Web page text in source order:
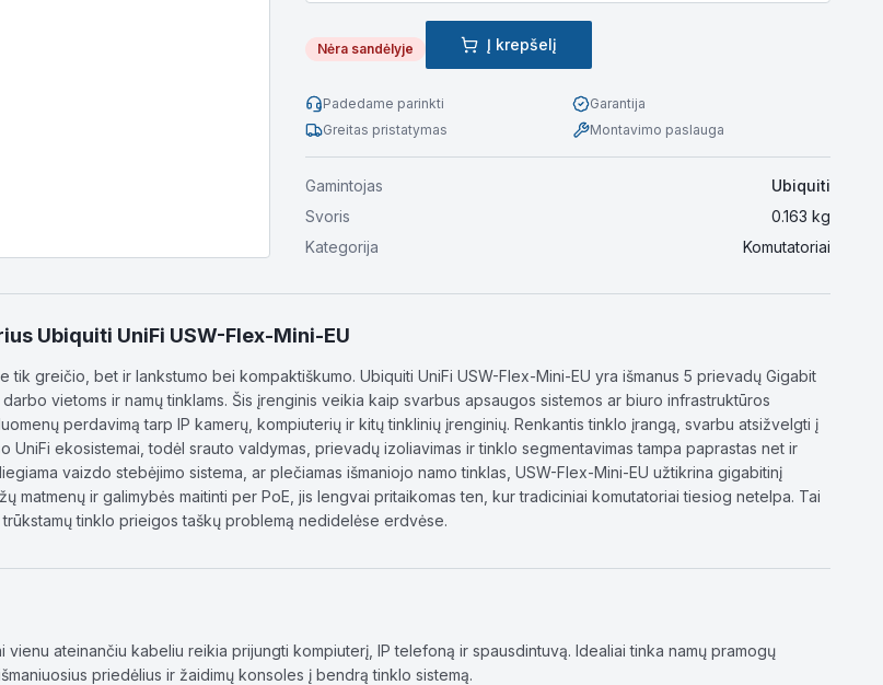
Nėra sandėlyje Į krepšelį
Padedame parinkti
Garantija
Greitas pristatymas
Montavimo paslauga
Gamintojas
Ubiquiti
Svoris
0.163 kg
Kategorija
Komutatoriai
Ubiquiti UniFi USW-Flex-Mini-EU
tik greičio, bet ir lankstumo bei kompaktiškumo. Ubiquiti UniFi USW-Flex-Mini-EU yra išmanus 5 prievadų Gigabit
vietoms ir namų tinklams. Šis įrenginis veikia kaip svarbus apsaugos sistemos ar biuro infrastruktūros
perdavimą tarp IP kamerų, kompiuterių ir kitų tinklinių įrenginių. Renkantis tinklo įrangą, svarbu atsižvelgti į
UniFi ekosistemai, todėl srauto valdymas, prievadų izoliavimas ir tinklo segmentavimas tampa paprastas net ir
vaizdo stebėjimo sistema, ar plečiamas išmaniojo namo tinklas, USW-Flex-Mini-EU užtikrina gigabitinį
matmenų ir galimybės maitinti per PoE, jis lengvai pritaikomas ten, kur tradiciniai komutatoriai tiesiog netelpa. Tai
tinklo prieigos taškų problemą nedidelėse erdvėse.
vienu ateinančiu kabeliu reikia prijungti kompiuterį, IP telefoną ir spausdintuvą. Idealiai tinka namų pramogų
priedėlius ir žaidimų konsoles į bendrą tinklo sistemą.